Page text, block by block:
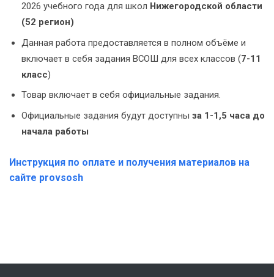
2026 учебного года для школ Нижегородской области
(52 регион)
Данная работа предоставляется в полном объёме и
включает в себя задания ВСОШ для всех классов (7-11
класс)
Товар включает в себя официальные задания.
Официальные задания будут доступны за 1-1,5 часа до
начала работы
Инструкция по оплате и получения материалов на
сайте provsosh